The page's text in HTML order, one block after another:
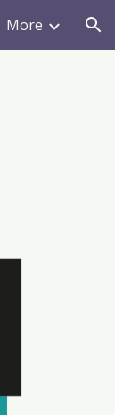
More